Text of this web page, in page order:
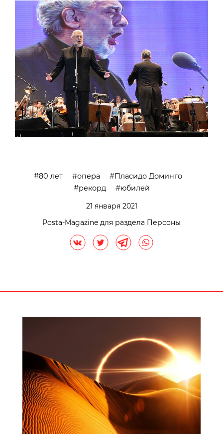
80 лет опера
Пласидо Доминго
рекорд
юбилей
21 января 2021
Posta-Magazine для раздела Персоны